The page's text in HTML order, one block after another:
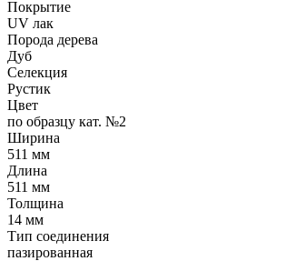
Покрытие
UV лак
Порода дерева
Дуб
Селекция
Рустик
Цвет
по образцу кат. №2
Ширина
511 мм
Длина
511 мм
Толщина
14 мм
Тип соединения
пазированная